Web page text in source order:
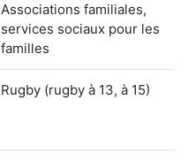
Associations familiales,
services sociaux pour les
familles
Rugby (rugby à 13, à 15)